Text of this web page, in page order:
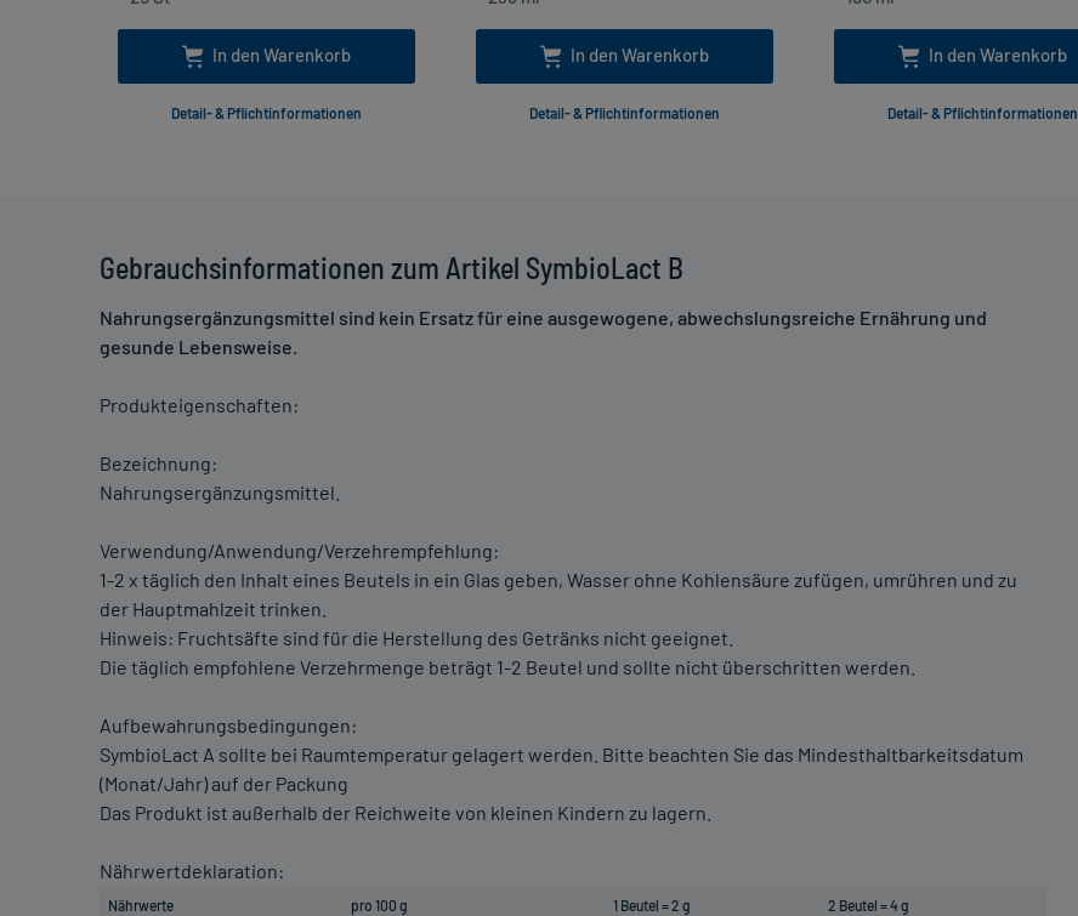
Gebrauchsinformationen zum Artikel SymbioLact B
Nahrungsergänzungsmittel sind kein Ersatz für eine ausgewogene, abwechslungsreiche Ernährung und
gesunde Lebensweise.
Produkteigenschaften:
Bezeichnung:
Nahrungsergänzungsmittel.
Verwendung/Anwendung/Verzehrempfehlung:
1-2 x täglich den Inhalt eines Beutels in ein Glas geben, Wasser ohne Kohlensäure zufügen, umrühren und zu
der Hauptmahlzeit trinken.
Hinweis: Fruchtsäfte sind für die Herstellung des Getränks nicht geeignet.
Die täglich empfohlene Verzehrmenge beträgt 1-2 Beutel und sollte nicht überschritten werden.
Aufbewahrungsbedingungen:
SymbioLact A sollte bei Raumtemperatur gelagert werden. Bitte beachten Sie das Mindesthaltbarkeitsdatum
(Monat/Jahr) auf der Packung
Das Produkt ist außerhalb der Reichweite von kleinen Kindern zu lagern.
Nährwertdeklaration:
Nährwerte pro 100 g 1 Beutel = 2 g 2 Beutel = 4 g
In den Warenkorb
Detail- & Pflichtinformationen
In den Warenkorb
Detail- & Pflichtinformationen
In den Warenkorb
Detail- & Pflichtinformationen